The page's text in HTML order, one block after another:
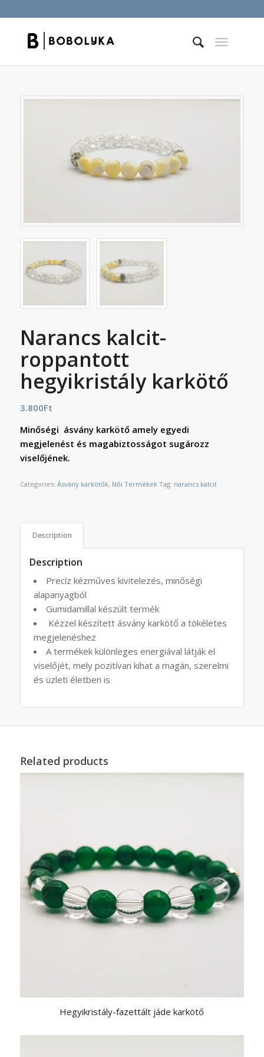
Narancs kalcit-
roppantott
hegyikristály karkötő
3.800Ft
Minőségi ásvány karkötő amely egyedi
megjelenést és magabiztosságot sugározz
viselőjének.
Categories: Ásvány karkötők, Női Termékek Tag: narancs kalcit
Description
Description
Precíz kézműves kivitelezés, minőségi
alapanyagból
Gumidamillal készült termék
Kézzel készített ásvány karkötő a tökéletes
megjelenéshez
A termékek különleges energiával látják el
viselőjét, mely pozitívan kihat a magán, szerelmi
és üzleti életben is
Related products
Hegyikristály-fazettált jáde karkötő